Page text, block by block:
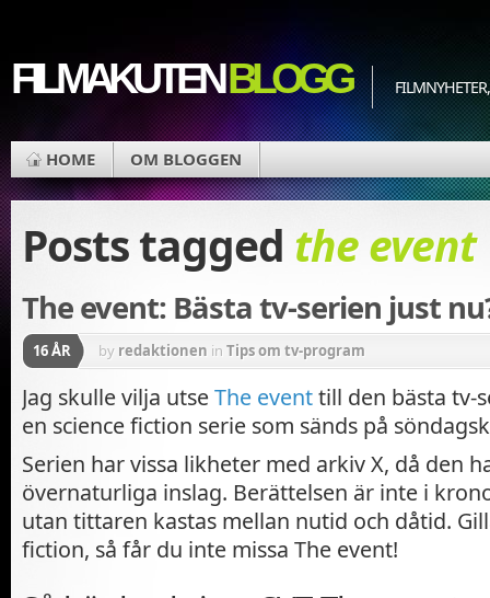
FILMAKUTENBLOGG
HOME OM BLOGGEN
Posts tagged the event
The event: Bästa tv-serien just
16 ÅR by redaktionen in Tips om tv-program
Jag skulle vilja utseThe eventtill den bästa tv-
en science fiction serie som sänds på
Serien har vissa likheter med arkiv X, då den
övernaturliga inslag. Berättelsen är inte i
utan tittaren kastas mellan nutid och dåtid.
fiction, så får du inte missa The event!